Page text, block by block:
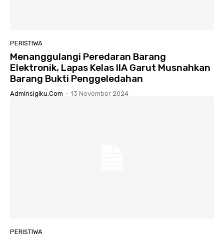
PERISTIWA
Menanggulangi Peredaran Barang
Elektronik, Lapas Kelas IIA Garut Musnahkan
Barang Bukti Penggeledahan
Adminsigiku.com - 13 November 2024
PERISTIWA